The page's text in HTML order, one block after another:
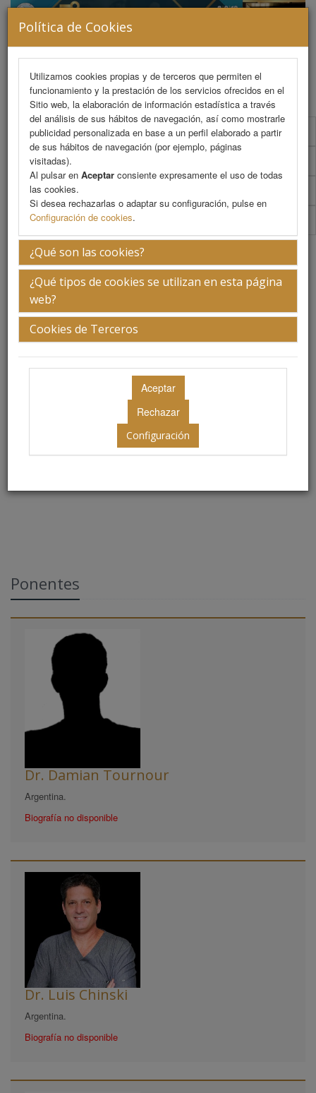
Política de Cookies
Utilizamos cookies propias y de terceros que permiten el
funcionamiento y la prestación de los servicios ofrecidos en el
Sitio web, la elaboración de información estadística a través
del análisis de sus hábitos de navegación, así como mostrarle
publicidad personalizada en base a un perfil elaborado a partir
de sus hábitos de navegación (por ejemplo, páginas
visitadas).
Al pulsar en Aceptar consiente expresamente el uso de todas
las cookies.
Si desea rechazarlas o adaptar su configuración, pulse en
Configuración de cookies.
¿Qué son las cookies?
¿Qué tipos de cookies se utilizan en esta página
web?
Cookies de Terceros
Configuración
MENU
Programa científico
Programa científico (PDF)
Cronograma Programa científico
Talleres
Preservación de Dorso TOUR-NOSE.
Grupo I.
Jueves 8 de mayo
12.30 - 13.30 h.
Ubicación: Cumparcita
Ponentes
Dr. Damian Tournour
Argentina.
Biografía no disponible
Dr. Luis Chinski
Argentina.
Biografía no disponible